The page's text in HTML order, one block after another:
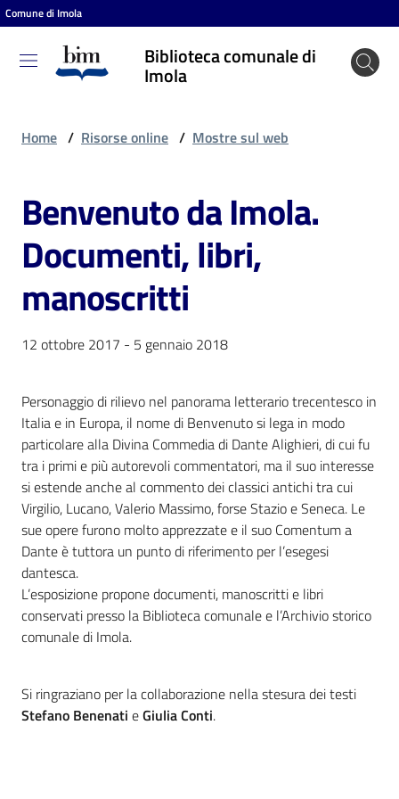
Vai al contenuto
Vai alla navigazione
Vai al footer
Comune di Imola
Biblioteca comunale di
Imola
Biblioteca
comunale
Entra
Cosa
puoi
fare
i
contenuti
Risorse
online
Archivio
Home / Risorse online / Mostre sul web
Benvenuto da Imola.
Documenti, libri,
manoscritti
12 ottobre 2017 - 5 gennaio 2018
Personaggio di rilievo nel panorama letterario trecentesco in
Italia e in Europa, il nome di Benvenuto si lega in modo
particolare alla Divina Commedia di Dante Alighieri, di cui fu
tra i primi e più autorevoli commentatori, ma il suo interesse
si estende anche al commento dei classici antichi tra cui
Virgilio, Lucano, Valerio Massimo, forse Stazio e Seneca. Le
sue opere furono molto apprezzate e il suo Comentum a
Dante è tuttora un punto di riferimento per l’esegesi
dantesca.
L’esposizione propone documenti, manoscritti e libri
conservati presso la Biblioteca comunale e l’Archivio storico
comunale di Imola.
Si ringraziano per la collaborazione nella stesura dei testi
Stefano Benenati eGiulia Conti.